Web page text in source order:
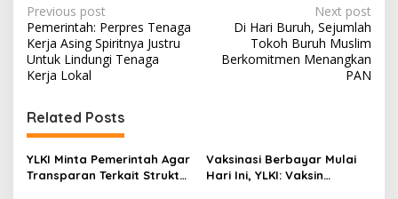
P
o
s
n
a
v
Previous post
Pemerintah: Perpres Tenaga
Kerja Asing Spiritnya Justru
Untuk Lindungi Tenaga
Kerja Lokal
Next post
Di Hari Buruh, Sejumlah
Tokoh Buruh Muslim
Berkomitmen Menangkan
PAN
Related Posts
YLKI Minta Pemerintah Agar
Transparan Terkait Struktur
Vaksinasi Berbayar Mulai
Hari Ini, YLKI: Vaksin